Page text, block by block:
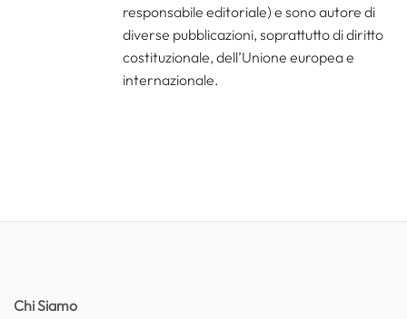
responsabile editoriale) e sono autore di
diverse pubblicazioni, soprattutto di diritto
costituzionale, dell’Unione europea e
internazionale.
Chi Siamo